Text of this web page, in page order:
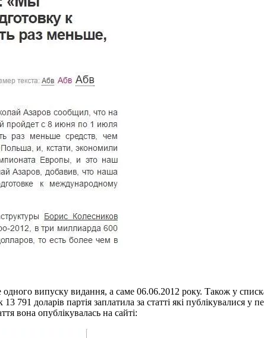
випуску видання, а саме 06.06.2012 року. Також у
791 доларів партія заплатила за статті які публікувалися
вона опублікувалась на сайті: